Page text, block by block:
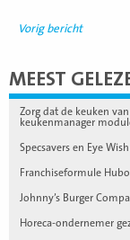
Vorig bericht
MEEST
Zorg dat de keuken
keukenmanager
Specsavers en Eye
Franchiseformule
Johnny’s Burger
Horeca-ondernemer